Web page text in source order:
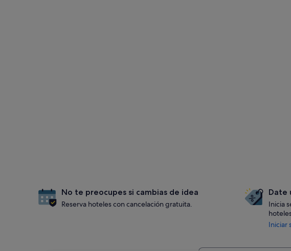
No te preocupes si cambias de idea
Reserva hoteles con cancelación gratuita.
Date
Inicia
Iniciar